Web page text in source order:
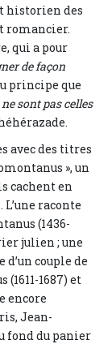
historien des
romancier.
qui a pour
de façon
principe que
sont pas celles
avec des titres
», un
cachent en
raconte
(1436-
julien ; une
couple de
1687) et
encore
Jean-
fond du panier